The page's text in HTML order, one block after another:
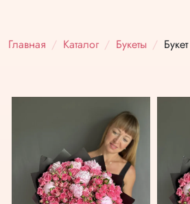
Главная Каталог Букеты